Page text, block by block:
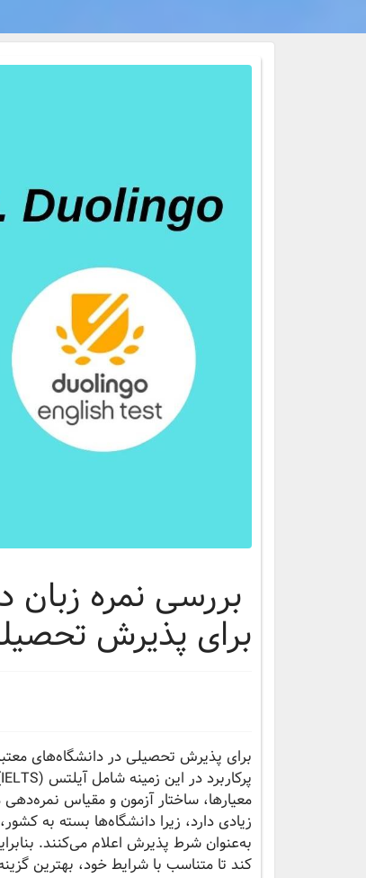
بررسی نمره زبان
برای پذیرش
برای پذیرش تحصیلی در دانشگاه‌های
معیارها، ساختار آزمون و مقیاس
زیادی دارد، زیرا دانشگاه‌ها بسته به
به‌عنوان شرط پذیرش اعلام می‌کنند.
کند تا متناسب با شرایط خود، بهترین